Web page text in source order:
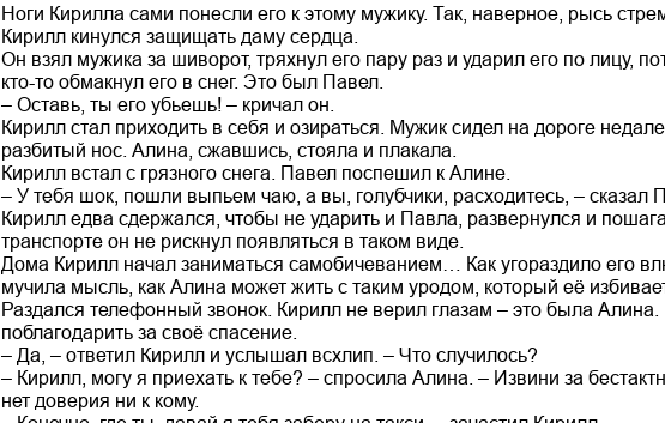
Ноги Кирилла сами понесли его к этому мужику. Так, наверное, рысь
Кирилл кинулся защищать даму сердца.
Он взял мужика за шиворот, тряхнул его пару раз и ударил его по лицу,
кто-то обмакнул его в снег. Это был Павел.
– Оставь, ты его убьешь! – кричал он.
Кирилл стал приходить в себя и озираться. Мужик сидел на дороге
разбитый нос. Алина, сжавшись, стояла и плакала.
Кирилл встал с грязного снега. Павел поспешил к Алине.
– У тебя шок, пошли выпьем чаю, а вы, голубчики, расходитесь, – сказал
Кирилл едва сдержался, чтобы не ударить и Павла, развернулся и
транспорте он не рискнул появляться в таком виде.
Дома Кирилл начал заниматься самобичеванием… Как угораздило его
мучила мысль, как Алина может жить с таким уродом, который её
Раздался телефонный звонок. Кирилл не верил глазам – это была
поблагодарить за своё спасение.
– Да, – ответил Кирилл и услышал всхлип. – Что случилось?
– Кирилл, могу я приехать к тебе? – спросила Алина. – Извини за
нет доверия ни к кому.